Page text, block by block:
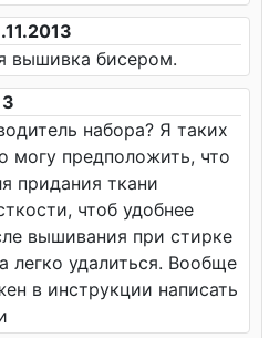
вышивка бисером.
набора? Я таких
могу предположить, что
придания ткани
чтоб удобнее
вышивания при стирке
легко удалиться. Вообще
в инструкции написать